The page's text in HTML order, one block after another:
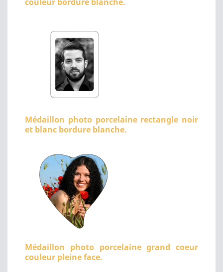
Médaillon photo porcelaine rectangle noir
et blanc bordure blanche.
Médaillon photo porcelaine grand coeur
couleur pleine face.